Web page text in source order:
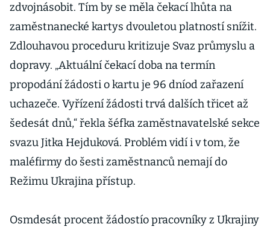
zdvojnásobit. Tím by se měla čekací lhůta na
zaměstnanecké kartys dvouletou platností snížit.
Zdlouhavou proceduru kritizuje Svaz průmyslu a
dopravy. „Aktuální čekací doba na termín
propodání žádosti o kartu je 96 dníod zařazení
uchazeče. Vyřízení žádosti trvá dalších třicet až
šedesát dnů,“ řekla šéfka zaměstnavatelské sekce
svazu Jitka Hejduková. Problém vidí i v tom, že
maléfirmy do šesti zaměstnanců nemají do
Režimu Ukrajina přístup.
Osmdesát procent žádostío pracovníky z Ukrajiny